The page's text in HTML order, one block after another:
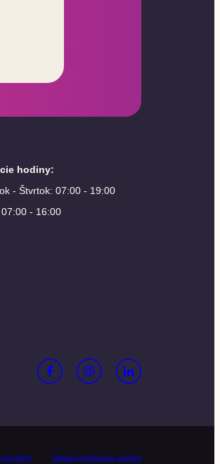
hodiny:
- Štvrtok: 07:00 - 19:00
- 16:00
účely Zásady používania cookies